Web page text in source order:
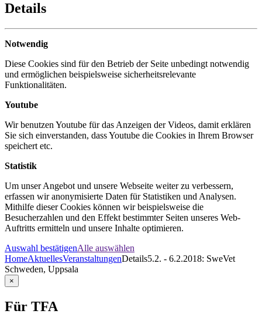
Details
Notwendig
Diese Cookies sind für den Betrieb der Seite unbedingt notwendig
und ermöglichen beispielsweise sicherheitsrelevante
Funktionalitäten.
Youtube
Wir benutzen Youtube für das Anzeigen der Videos, damit erklären
Sie sich einverstanden, dass Youtube die Cookies in Ihrem Browser
speichert etc.
Statistik
Um unser Angebot und unsere Webseite weiter zu verbessern,
erfassen wir anonymisierte Daten für Statistiken und Analysen.
Mithilfe dieser Cookies können wir beispielsweise die
Besucherzahlen und den Effekt bestimmter Seiten unseres Web-
Auftritts ermitteln und unsere Inhalte optimieren.
Auswahl bestätigenAlle auswählen
HomeAktuellesVeranstaltungenDetails5.2. - 6.2.2018: SweVet
Schweden, Uppsala
×
Für TFA